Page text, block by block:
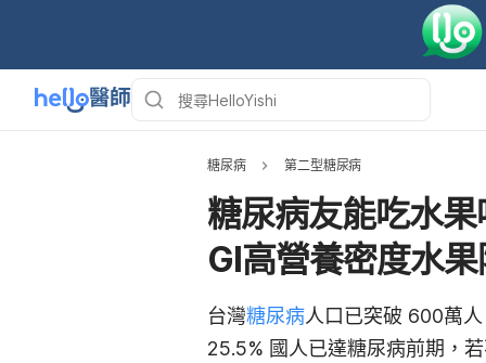
糖尿病 第二型糖尿病
糖尿病友能吃水
GI高營養密度水
台灣糖尿病人口已突破 600萬人
25.5% 國人已達糖尿病前期 ，